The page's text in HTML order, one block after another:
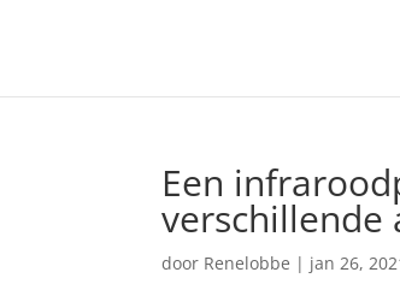
Een
verschillende
door Renelobbe | jan 26,